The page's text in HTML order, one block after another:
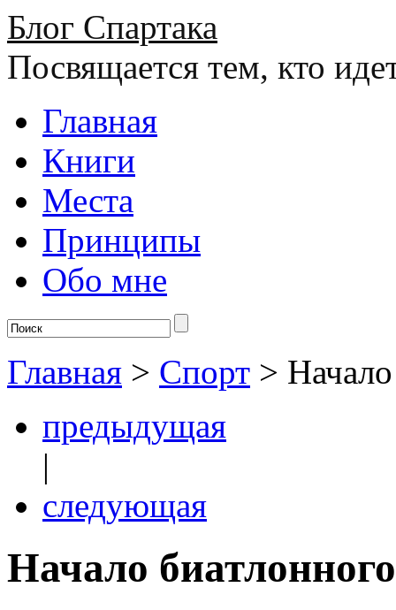
Блог Спартака
Посвящается тем, кто
Главная
Книги
Места
Принципы
Обо мне
Главная > Спорт >
предыдущая
|
следующая
Начало